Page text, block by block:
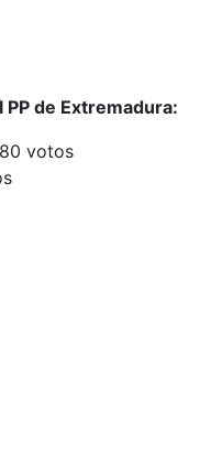
de Extremadura:
votos